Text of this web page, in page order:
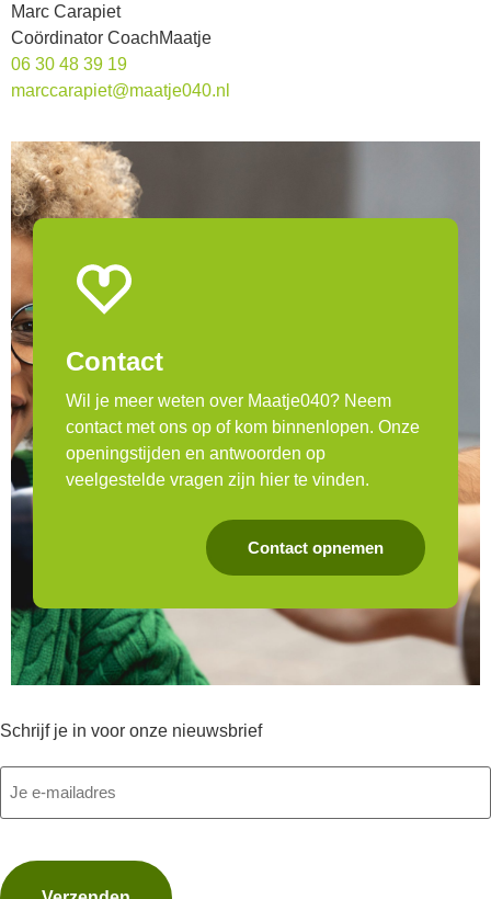
Marc Carapiet
Coördinator CoachMaatje
06 30 48 39 19
marccarapiet@maatje040.nl
Contact
Wil je meer weten over Maatje040? Neem
contact met ons op of kom binnenlopen. Onze
openingstijden en antwoorden op
veelgestelde vragen zijn hier te vinden.
Contact opnemen
Schrijf je in voor onze nieuwsbrief
E-
mailadres